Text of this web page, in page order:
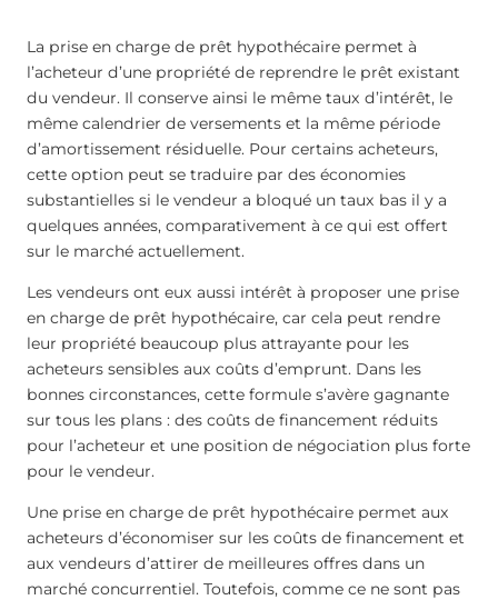
La prise en charge de prêt hypothécaire permet à
l’acheteur d’une propriété de reprendre le prêt existant
du vendeur. Il conserve ainsi le même taux d’intérêt, le
même calendrier de versements et la même période
d’amortissement résiduelle. Pour certains acheteurs,
cette option peut se traduire par des économies
substantielles si le vendeur a bloqué un taux bas il y a
quelques années, comparativement à ce qui est offert
sur le marché actuellement.
Les vendeurs ont eux aussi intérêt à proposer une prise
en charge de prêt hypothécaire, car cela peut rendre
leur propriété beaucoup plus attrayante pour les
acheteurs sensibles aux coûts d’emprunt. Dans les
bonnes circonstances, cette formule s’avère gagnante
sur tous les plans : des coûts de financement réduits
pour l’acheteur et une position de négociation plus forte
pour le vendeur.
Une prise en charge de prêt hypothécaire permet aux
acheteurs d’économiser sur les coûts de financement et
aux vendeurs d’attirer de meilleures offres dans un
marché concurrentiel. Toutefois, comme ce ne sont pas